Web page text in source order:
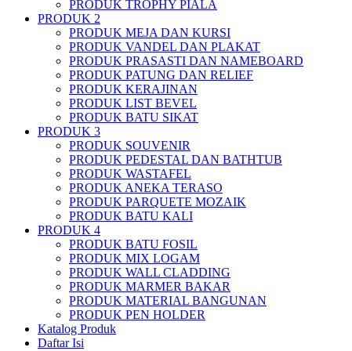
PRODUK TROPHY PIALA
PRODUK 2
PRODUK MEJA DAN KURSI
PRODUK VANDEL DAN PLAKAT
PRODUK PRASASTI DAN NAMEBOARD
PRODUK PATUNG DAN RELIEF
PRODUK KERAJINAN
PRODUK LIST BEVEL
PRODUK BATU SIKAT
PRODUK 3
PRODUK SOUVENIR
PRODUK PEDESTAL DAN BATHTUB
PRODUK WASTAFEL
PRODUK ANEKA TERASO
PRODUK PARQUETE MOZAIK
PRODUK BATU KALI
PRODUK 4
PRODUK BATU FOSIL
PRODUK MIX LOGAM
PRODUK WALL CLADDING
PRODUK MARMER BAKAR
PRODUK MATERIAL BANGUNAN
PRODUK PEN HOLDER
Katalog Produk
Daftar Isi